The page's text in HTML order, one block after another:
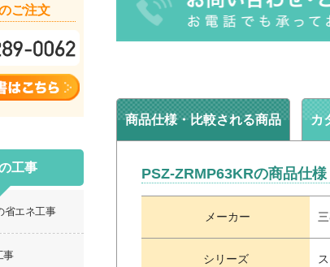
商品仕様・比較される商品 カ
PSZ-ZRMP63KRの商品仕様
メーカー
シリーズ
ご注文
工事
省エネ工事
事